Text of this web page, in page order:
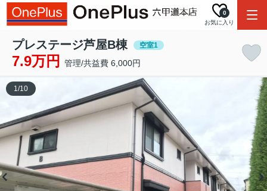
お気に入り
0
プレステージ芦屋B棟 空室1
7.9万円 管理/共益費 6,000円
1/10